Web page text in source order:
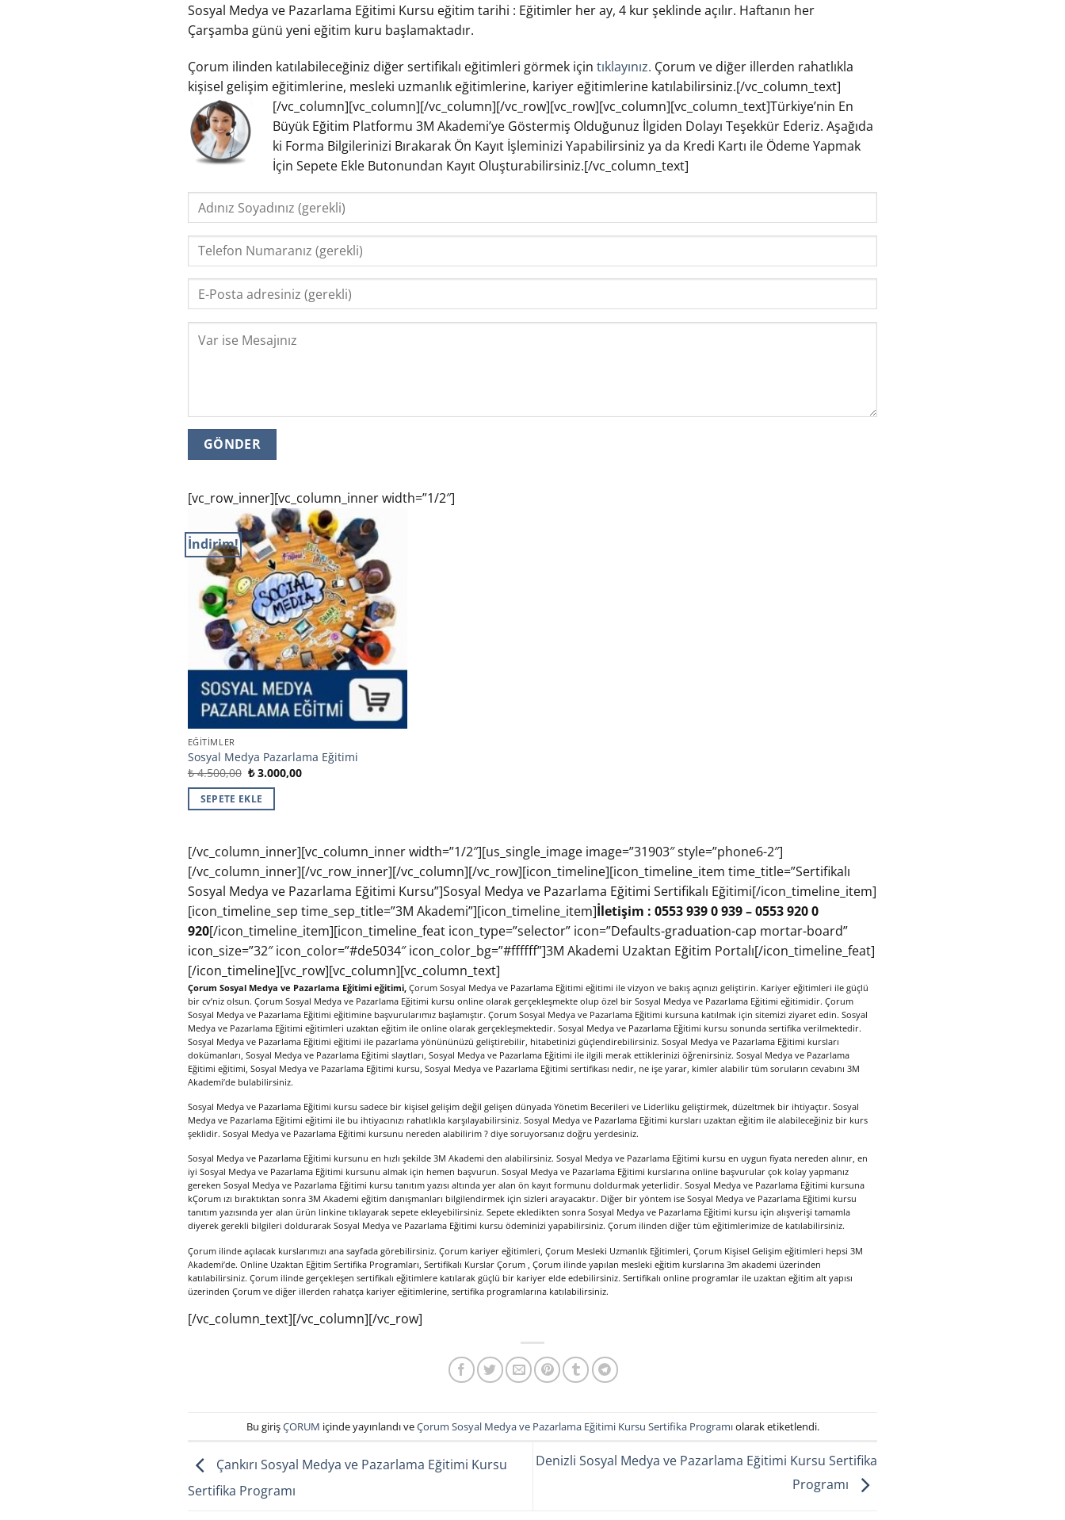
Sosyal Medya ve Pazarlama Eğitimi Kursu eğitim tarihi : Eğitimler her ay, 4 kur şeklinde açılır. Haftanın her
Çarşamba günü yeni eğitim kuru başlamaktadır.
Çorum ilinden katılabileceğiniz diğer sertifikalı eğitimleri görmek için tıklayınız. Çorum ve diğer illerden rahatlıkla
kişisel gelişim eğitimlerine, mesleki uzmanlık eğitimlerine, kariyer eğitimlerine katılabilirsiniz.[/vc_column_text]
[/vc_column][vc_column][/vc_column][/vc_row][vc_row][vc_column][vc_column_text]Türkiye’nin En
Büyük Eğitim Platformu 3M Akademi’ye Göstermiş Olduğunuz İlgiden Dolayı Teşekkür Ederiz. Aşağıda
ki Forma Bilgilerinizi Bırakarak Ön Kayıt İşleminizi Yapabilirsiniz ya da Kredi Kartı ile Ödeme Yapmak
İçin Sepete Ekle Butonundan Kayıt Oluşturabilirsiniz.[/vc_column_text]
[vc_row_inner][vc_column_inner width=”1/2″]
İndirim!
EĞITIMLER
Sosyal Medya Pazarlama Eğitimi
₺4.500,00 Orijinal
₺ 4.500,00.
₺3.000,00Şu
SEPETE EKLE
[/vc_column_inner][vc_column_inner width=”1/2″][us_single_image image=”31903″ style=”phone6-2″]
[/vc_column_inner][/vc_row_inner][/vc_column][/vc_row][icon_timeline][icon_timeline_item time_title=”Sertifikalı
Sosyal Medya ve Pazarlama Eğitimi Kursu”]Sosyal Medya ve Pazarlama Eğitimi Sertifikalı Eğitimi[/icon_timeline_item]
[icon_timeline_sep time_sep_title=”3M Akademi”][icon_timeline_item]İletişim : 0553 939 0 939 – 0553 920 0
920[/icon_timeline_item][icon_timeline_feat icon_type=”selector” icon=”Defaults-graduation-cap mortar-board”
icon_size=”32″ icon_color=”#de5034″ icon_color_bg=”#ffffff”]3M Akademi Uzaktan Eğitim Portalı[/icon_timeline_feat]
[/icon_timeline][vc_row][vc_column][vc_column_text]
Çorum Sosyal Medya ve Pazarlama Eğitimi eğitimi, Çorum Sosyal Medya ve Pazarlama Eğitimi eğitimi ile vizyon ve bakış açınızı geliştirin. Kariyer eğitimleri ile güçlü
bir cv’niz olsun. Çorum Sosyal Medya ve Pazarlama Eğitimi kursu online olarak gerçekleşmekte olup özel bir Sosyal Medya ve Pazarlama Eğitimi eğitimidir. Çorum
Sosyal Medya ve Pazarlama Eğitimi eğitimine başvurularımız başlamıştır. Çorum Sosyal Medya ve Pazarlama Eğitimi kursuna katılmak için sitemizi ziyaret edin. Sosyal
Medya ve Pazarlama Eğitimi eğitimleri uzaktan eğitim ile online olarak gerçekleşmektedir. Sosyal Medya ve Pazarlama Eğitimi kursu sonunda sertifika verilmektedir.
Sosyal Medya ve Pazarlama Eğitimi eğitimi ile pazarlama yönününüzü geliştirebilir, hitabetinizi güçlendirebilirsiniz. Sosyal Medya ve Pazarlama Eğitimi kursları
dokümanları, Sosyal Medya ve Pazarlama Eğitimi slaytları, Sosyal Medya ve Pazarlama Eğitimi ile ilgili merak ettiklerinizi öğrenirsiniz. Sosyal Medya ve Pazarlama
Eğitimi eğitimi, Sosyal Medya ve Pazarlama Eğitimi kursu, Sosyal Medya ve Pazarlama Eğitimi sertifikası nedir, ne işe yarar, kimler alabilir tüm soruların cevabını 3M
Akademi’de bulabilirsiniz.
Sosyal Medya ve Pazarlama Eğitimi kursu sadece bir kişisel gelişim değil gelişen dünyada Yönetim Becerileri ve Liderliku geliştirmek, düzeltmek bir ihtiyaçtır. Sosyal
Medya ve Pazarlama Eğitimi eğitimi ile bu ihtiyacınızı rahatlıkla karşılayabilirsiniz. Sosyal Medya ve Pazarlama Eğitimi kursları uzaktan eğitim ile alabileceğiniz bir kurs
şeklidir. Sosyal Medya ve Pazarlama Eğitimi kursunu nereden alabilirim ? diye soruyorsanız doğru yerdesiniz.
Sosyal Medya ve Pazarlama Eğitimi kursunu en hızlı şekilde 3M Akademi den alabilirsiniz. Sosyal Medya ve Pazarlama Eğitimi kursu en uygun fiyata nereden alınır, en
iyi Sosyal Medya ve Pazarlama Eğitimi kursunu almak için hemen başvurun. Sosyal Medya ve Pazarlama Eğitimi kurslarına online başvurular çok kolay yapmanız
gereken Sosyal Medya ve Pazarlama Eğitimi kursu tanıtım yazısı altında yer alan ön kayıt formunu doldurmak yeterlidir. Sosyal Medya ve Pazarlama Eğitimi kursuna
kÇorum ızı bıraktıktan sonra 3M Akademi eğitim danışmanları bilgilendirmek için sizleri arayacaktır. Diğer bir yöntem ise Sosyal Medya ve Pazarlama Eğitimi kursu
tanıtım yazısında yer alan ürün linkine tıklayarak sepete ekleyebilirsiniz. Sepete ekledikten sonra Sosyal Medya ve Pazarlama Eğitimi kursu için alışverişi tamamla
diyerek gerekli bilgileri doldurarak Sosyal Medya ve Pazarlama Eğitimi kursu ödeminizi yapabilirsiniz. Çorum ilinden diğer tüm eğitimlerimize de katılabilirsiniz.
Çorum ilinde açılacak kurslarımızı ana sayfada görebilirsiniz. Çorum kariyer eğitimleri, Çorum Mesleki Uzmanlık Eğitimleri, Çorum Kişisel Gelişim eğitimleri hepsi 3M
Akademi’de. Online Uzaktan Eğitim Sertifika Programları, Sertifikalı Kurslar Çorum , Çorum ilinde yapılan mesleki eğitim kurslarına 3m akademi üzerinden
katılabilirsiniz. Çorum ilinde gerçekleşen sertifikalı eğitimlere katılarak güçlü bir kariyer elde edebilirsiniz. Sertifikalı online programlar ile uzaktan eğitim alt yapısı
üzerinden Çorum ve diğer illerden rahatça kariyer eğitimlerine, sertifika programlarına katılabilirsiniz.
[/vc_column_text][/vc_column][/vc_row]
Bu girişÇORUM içinde yayınlandı veÇorum Sosyal Medya ve Pazarlama Eğitimi Kursu Sertifika Programıolarak etiketlendi.
Çankırı Sosyal Medya ve Pazarlama Eğitimi Kursu
Sertifika Programı
Denizli Sosyal Medya ve Pazarlama Eğitimi Kursu Sertifika
Programı